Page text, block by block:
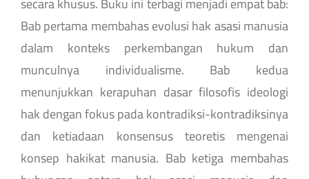
Bab pertama membahas evolusi hak asasi manusia
dalam konteks perkembangan hukum dan
munculnya individualisme. Bab kedua
menunjukkan kerapuhan dasar filosofis ideologi
hak dengan fokus pada kontradiksi-kontradiksinya
dan ketiadaan konsensus teoretis mengenai
konsep hakikat manusia. Bab ketiga membahas